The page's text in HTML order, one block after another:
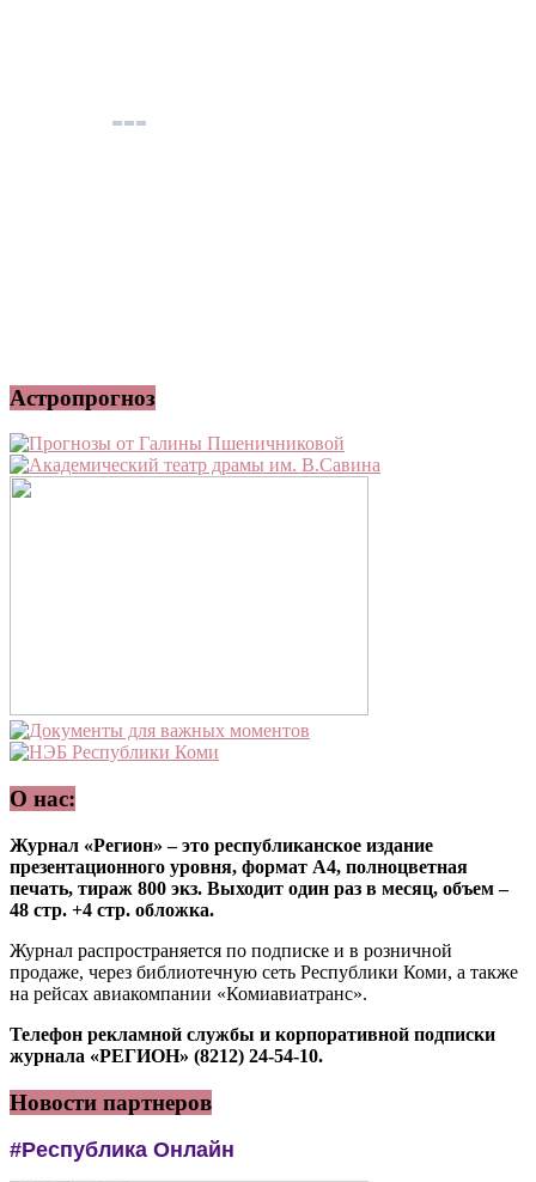
Астропрогноз
О нас:
Журнал «Регион» – это республиканское издание
презентационного уровня, формат А4, полноцветная
печать, тираж 800 экз. Выходит один раз в месяц, объем –
48 стр. +4 стр. обложка.
Журнал распространяется по подписке и в розничной
продаже, через библиотечную сеть Республики Коми, а также
на рейсах авиакомпании «Комиавиатранс».
Телефон рекламной службы и корпоративной подписки
журнала «РЕГИОН» (8212) 24-54-10.
Новости партнеров